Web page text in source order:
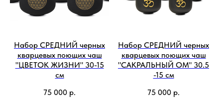
Набор СРЕДНИЙ черных
кварцевых поющих чаш
"ЦВЕТОК ЖИЗНИ" 30-15
см
75 000 р.
Набор СРЕДНИЙ черных
кварцевых поющих чаш
"САКРАЛЬНЫЙ ОМ" 30.5
-15 см
75 000 р.